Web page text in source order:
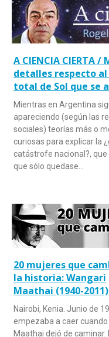
A CIENCIA CIERTA /
detalles respecto al
total de Sol que se
Mientras en Argentina
apareciendo (según las
sociales) teorías más o
curiosas para explicar la
catástrofe nacional?, que
que sólo quedase…
20 mujeres que
la historia: Wangari
Maathai (1940-2011)
Nairobi, Kenia. Junio de
empezaba a caer cuando
Maathai dejó de caminar.